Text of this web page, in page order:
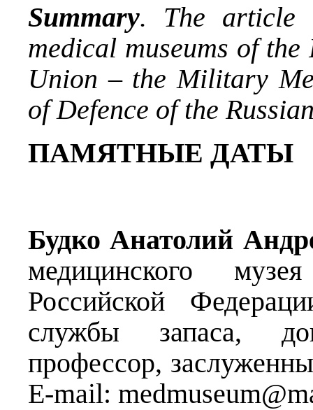
Summary. The article
medical museums of
Union – the Military
of Defence of the
ПАМЯТНЫЕ ДАТЫ
Будко Анатолий
медицинского
Российской
службы запаса,
профессор,
E-mail: